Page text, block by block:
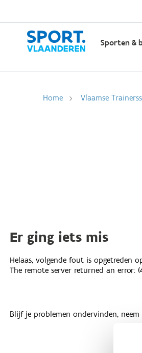
Sporten &
Home Vlaamse